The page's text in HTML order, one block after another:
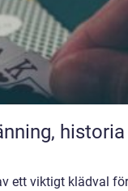
historia
ett viktigt klädval